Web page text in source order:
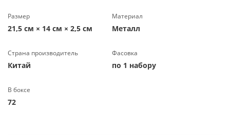
Размер
21,5 см × 14 см × 2,5 см
Материал
Металл
Страна производитель
Китай
Фасовка
по 1 набору
В боксе
72